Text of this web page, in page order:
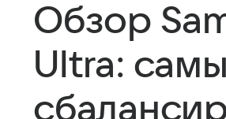
Обзор
Ultra: